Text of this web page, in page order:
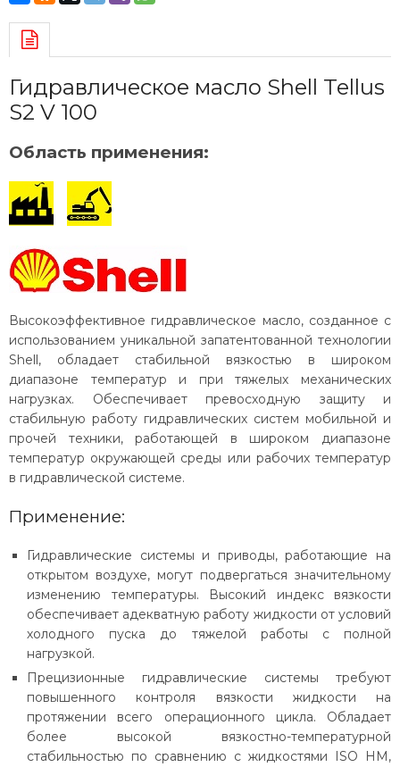
Гидравлическое масло Shell Tellus
S2 V 100
Область применения:
Высокоэффективное гидравлическое масло, созданное с
использованием уникальной запатентованной технологии
Shell, обладает стабильной вязкостью в широком
диапазоне температур и при тяжелых механических
нагрузках. Обеспечивает превосходную защиту и
стабильную работу гидравлических систем мобильной и
прочей техники, работающей в широком диапазоне
температур окружающей среды или рабочих температур
в гидравлической системе.
Применение:
Гидравлические системы и приводы, работающие на
открытом воздухе, могут подвергаться значительному
изменению температуры. Высокий индекс вязкости
обеспечивает адекватную работу жидкости от условий
холодного пуска до тяжелой работы с полной
нагрузкой.
Прецизионные гидравлические системы требуют
повышенного контроля вязкости жидкости на
протяжении всего операционного цикла. Обладает
более высокой вязкостно-температурной
стабильностью по сравнению с жидкостями ISO HM,